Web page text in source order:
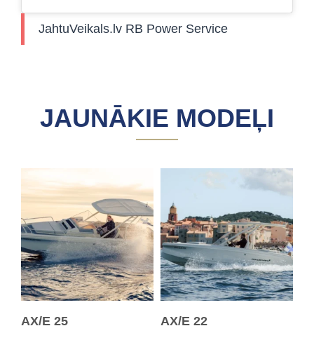
JahtuVeikals.lv RB Power Service
JAUNĀKIE MODEĻI
AX/E 25 AX/E 22